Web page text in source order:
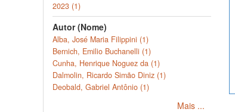
2023 (1)
Autor (Nome)
Alba, José Maria Filippini (1)
Bernich, Emilio Buchanelli (1)
Cunha, Henrique Noguez da (1)
Dalmolin, Ricardo Simão Diniz (1)
Deobald, Gabriel Antônio (1)
Mais ...